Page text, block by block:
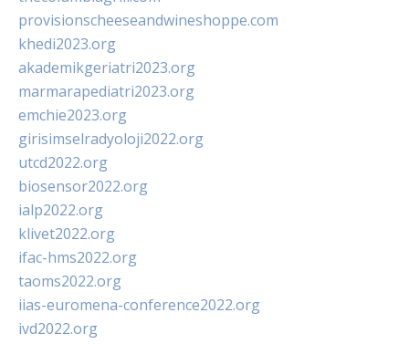
provisionscheeseandwineshoppe.com
khedi2023.org
akademikgeriatri2023.org
marmarapediatri2023.org
emchie2023.org
girisimselradyoloji2022.org
utcd2022.org
biosensor2022.org
ialp2022.org
klivet2022.org
ifac-hms2022.org
taoms2022.org
iias-euromena-conference2022.org
ivd2022.org